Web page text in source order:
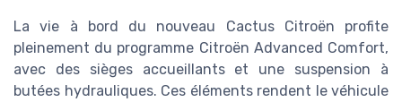
La vie à bord du nouveau Cactus Citroën profite
pleinement du programme Citroën Advanced Comfort,
avec des sièges accueillants et une suspension à
butées hydrauliques. Ces éléments rendent le véhicule